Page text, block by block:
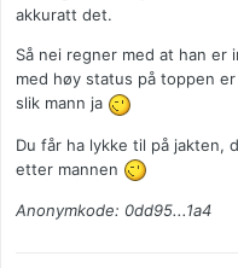
akkuratt det.
Så nei regner med at han er
med høy status på toppen
slik mann ja
Du får ha lykke til på jakten,
etter mannen
Anonymkode: 0dd95...1a4